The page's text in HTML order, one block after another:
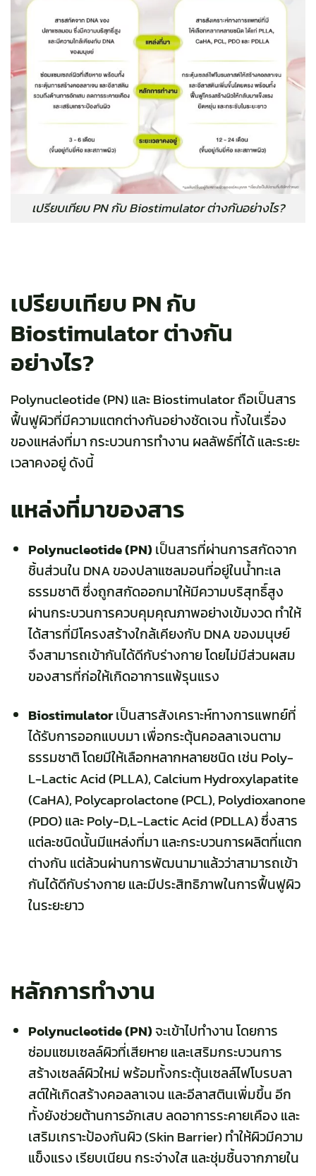
เปรียบเทียบ PN กับ Biostimulator ต่างกันอย่างไร?
เปรียบเทียบ PN กับ
Biostimulator ต่างกัน
อย่างไร?
Polynucleotide (PN) และ Biostimulator ถือเป็นสาร
ฟื้นฟูผิวที่มีความแตกต่างกันอย่างชัดเจน ทั้งในเรื่อง
ของแหล่งที่มา กระบวนการทำงาน ผลลัพธ์ที่ได้ และระยะ
เวลาคงอยู่ ดังนี้
แหล่งที่มาของสาร
Polynucleotide (PN)เป็นสารที่ผ่านการสกัดจาก
ชิ้นส่วนใน DNA ของปลาแซลมอนที่อยู่ในน้ำทะเล
ธรรมชาติ ซึ่งถูกสกัดออกมาให้มีความบริสุทธิ์สูง
ผ่านกระบวนการควบคุมคุณภาพอย่างเข้มงวด ทำให้
ได้สารที่มีโครงสร้างใกล้เคียงกับ DNA ของมนุษย์
จึงสามารถเข้ากันได้ดีกับร่างกาย โดยไม่มีส่วนผสม
ของสารที่ก่อให้เกิดอาการแพ้รุนแรง
Biostimulatorเป็นสารสังเคราะห์ทางการแพทย์ที่
ได้รับการออกแบบมา เพื่อกระตุ้นคอลลาเจนตาม
ธรรมชาติ โดยมีให้เลือกหลากหลายชนิด เช่น Poly-
L-Lactic Acid (PLLA), Calcium Hydroxylapatite
(CaHA), Polycaprolactone (PCL), Polydioxanone
(PDO) และPoly-D,L-Lactic Acid (PDLLA)ซึ่งสาร
แต่ละชนิดนั้นมีแหล่งที่มา และกระบวนการผลิตที่แตก
ต่างกัน แต่ล้วนผ่านการพัฒนามาแล้วว่าสามารถเข้า
กันได้ดีกับร่างกาย และมีประสิทธิภาพในการฟื้นฟูผิว
ในระยะยาว
หลักการทำงาน
Polynucleotide (PN)จะเข้าไปทำงาน โดยการ
ซ่อมแซมเซลล์ผิวที่เสียหาย และเสริมกระบวนการ
สร้างเซลล์ผิวใหม่ พร้อมทั้งกระตุ้นเซลล์ไฟโบรบลา
สต์ให้เกิดสร้างคอลลาเจน และอีลาสตินเพิ่มขึ้น อีก
ทั้งยังช่วยต้านการอักเสบ ลดอาการระคายเคือง และ
เสริมเกราะป้องกันผิว (Skin Barrier) ทำให้ผิวมีความ
แข็งแรง เรียบเนียน กระจ่างใส และชุ่มชื้นจากภายใน